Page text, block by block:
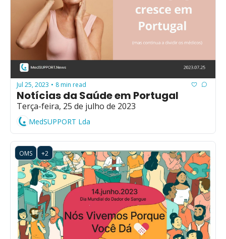
Jul 25, 2023 • 8 min read
Notícias da Saúde em Portugal
Terça-feira, 25 de julho de 2023
MedSUPPORT Lda
OMS +2